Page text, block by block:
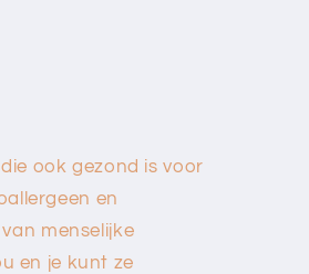
ook gezond is voor
en
menselijke
en je kunt ze